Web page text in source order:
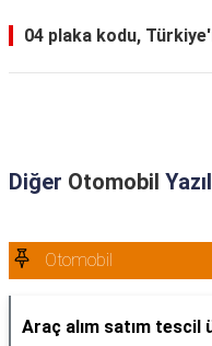
Yaşam
Hukuk
04 plaka kodu,
Diğer Otomobil
Otomobil
Araç alım satım tescil